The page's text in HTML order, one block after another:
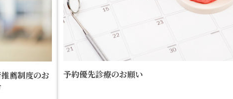
薦制度のお
予約優先診療のお願い